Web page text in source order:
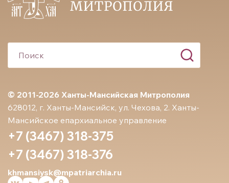
© 2011-2026 Ханты-Мансийская Митрополия
628012, г. Ханты-Мансийск, ул. Чехова, 2. Ханты-
Мансийское епархиальное управление
+7 (3467) 318-375
+7 (3467) 318-376
khmansiysk@mpatriarchia.ru